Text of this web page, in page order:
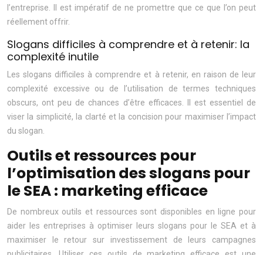
l’entreprise. Il est impératif de ne promettre que ce que l’on peut
réellement offrir.
Slogans difficiles à comprendre et à retenir: la
complexité inutile
Les slogans difficiles à comprendre et à retenir, en raison de leur
complexité excessive ou de l’utilisation de termes techniques
obscurs, ont peu de chances d’être efficaces. Il est essentiel de
viser la simplicité, la clarté et la concision pour maximiser l’impact
du slogan.
Outils et ressources pour
l’optimisation des slogans pour
le SEA : marketing efficace
De nombreux outils et ressources sont disponibles en ligne pour
aider les entreprises à optimiser leurs slogans pour le SEA et à
maximiser le retour sur investissement de leurs campagnes